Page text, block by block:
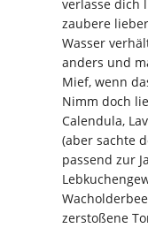
verlasse dich
zaubere
Wasser
anders und
Mief, wenn
Nimm doch
Calendula,
(aber sachte
passend zur
zerstoßene